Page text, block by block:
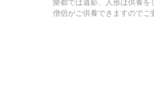
樂都では遺影、人形は供養
僧侶がご供養できますのでご